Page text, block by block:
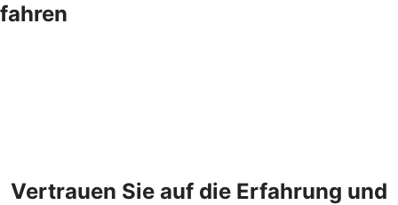
fahren
Vertrauen Sie auf die Erfahrung und